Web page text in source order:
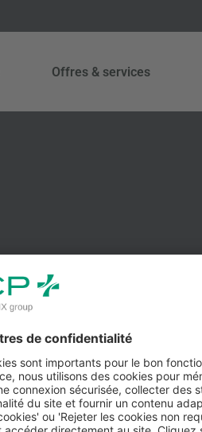
Offres & services